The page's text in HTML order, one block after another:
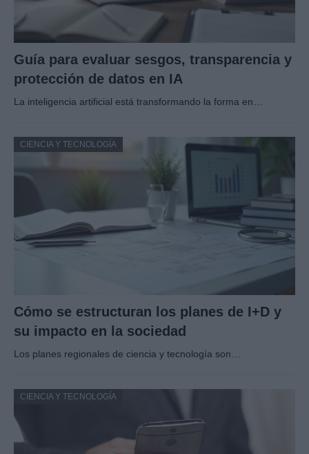
Guía para evaluar sesgos, transparencia y
protección de datos en IA
La inteligencia artificial está transformando la forma en…
CIENCIA Y TECNOLOGÍA
Cómo se estructuran los planes de I+D y
su impacto en la sociedad
Los planes regionales de ciencia y tecnología son…
CIENCIA Y TECNOLOGÍA